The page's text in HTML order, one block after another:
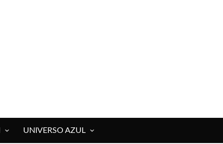
UNIVERSO AZUL